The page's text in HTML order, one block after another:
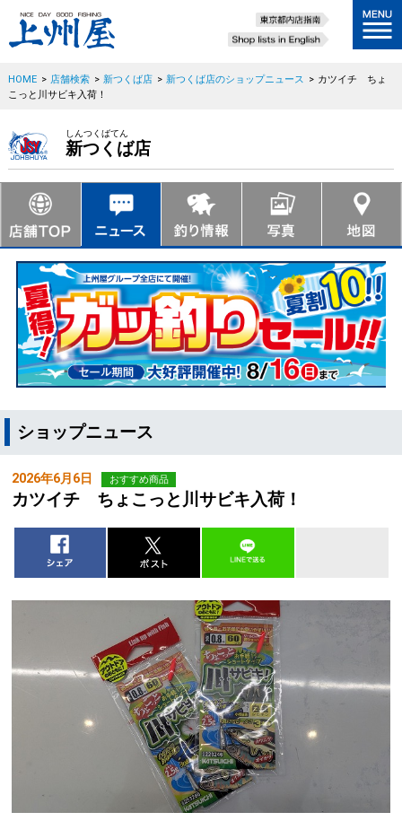
HOME > 店舗検索 > 新つくば店 > 新つくば店のショップニュース > カツイチ ちょ
こっと川サビキ入荷！
しんつくばてん
新つくば店
ショップニュース
2026年6月6日 おすすめ商品
カツイチ ちょこっと川サビキ入荷！